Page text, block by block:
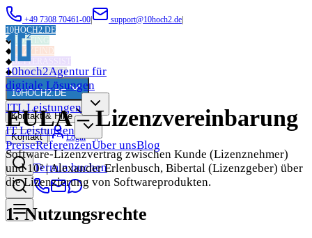
+49 7308 70461-00 support@10hoch2.de
10HOCH2.DE
◆ HOSTING
◆ EAZYFIND
◆BETTERASSIST
◆MEIN PORTAL
10HOCH2.DE
Kontakt & Hilfe
Kontakt | Login
10hoch2Agentur für
digitale Lösungen
JTL Leistungen
IT Leistungen
PreiseReferenzenÜber unsBlog
Termin buchen
EULA – Lizenzvereinbarung
Software-Lizenzvertrag zwischen Kunde (Lizenznehmer)
und 10² | Alexander Erlenbusch, Bibertal (Lizenzgeber) über
die Lizenzierung von Softwareprodukten.
1. Nutzungsrechte